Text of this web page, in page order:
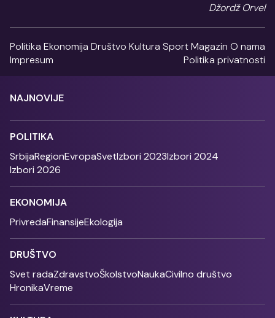
Džordž Orvel
Politika Ekonomija Društvo Kultura SportMagazin O nama
Impresum
Politika privatnosti
NAJNOVIJE
POLITIKA
SrbijaRegionEvropaSvetIzbori 2023Izbori 2024
Izbori 2026
EKONOMIJA
PrivredaFinansijeEkologija
DRUŠTVO
Svet radaZdravstvoŠkolstvoNaukaCivilno društvo
HronikaVreme